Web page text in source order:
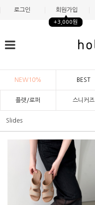
로그인 회원가입
+3,000원
NEW10% BEST
플랫/로퍼 스니커즈
Slides